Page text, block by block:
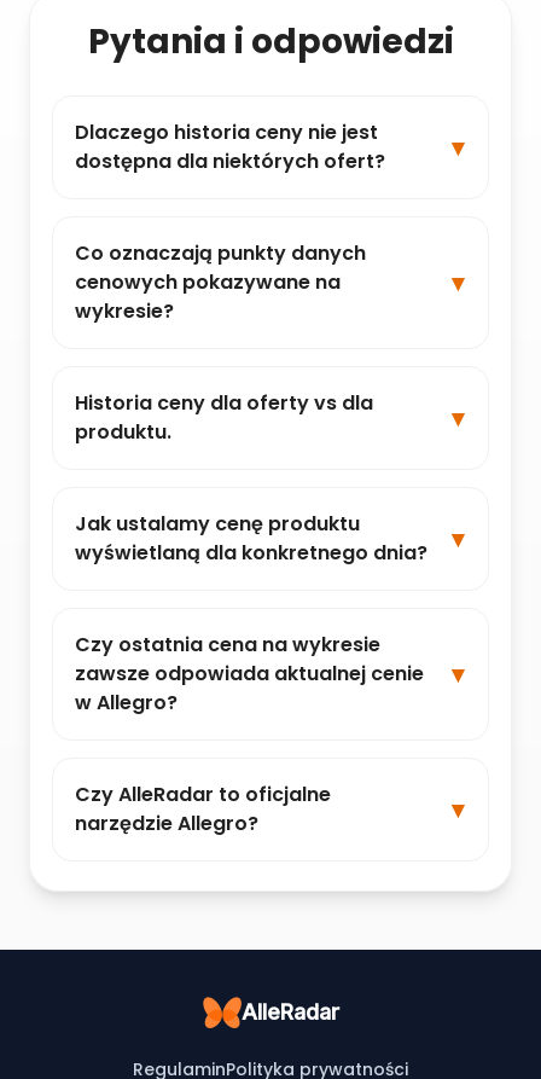
Pytania i odpowiedzi
Dlaczego historia ceny nie jest
dostępna dla niektórych ofert?
Co oznaczają punkty danych
cenowych pokazywane na
wykresie?
Historia ceny dla oferty vs dla
produktu.
Jak ustalamy cenę produktu
wyświetlaną dla konkretnego dnia?
Czy ostatnia cena na wykresie
zawsze odpowiada aktualnej cenie
w Allegro?
Czy AlleRadar to oficjalne
narzędzie Allegro?
AlleRadar
RegulaminPolityka prywatności